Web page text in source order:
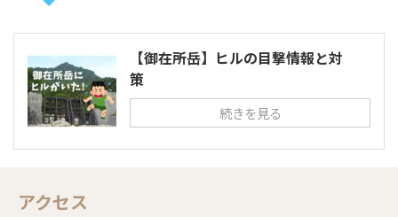
【御在所岳】ヒルの目撃情報と対
策
続きを見る
アクセス